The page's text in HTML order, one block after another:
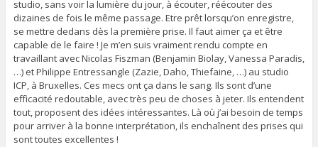
studio, sans voir la lumière du jour, à écouter, réécouter des
dizaines de fois le même passage. Etre prêt lorsqu’on enregistre,
se mettre dedans dès la première prise. Il faut aimer ça et être
capable de le faire ! Je m’en suis vraiment rendu compte en
travaillant avec Nicolas Fiszman (Benjamin Biolay, Vanessa Paradis,
…) et Philippe Entressangle (Zazie, Daho, Thiefaine, …) au studio
ICP, à Bruxelles. Ces mecs ont ça dans le sang. Ils sont d’une
efficacité redoutable, avec très peu de choses à jeter. Ils entendent
tout, proposent des idées intéressantes. Là où j’ai besoin de temps
pour arriver à la bonne interprétation, ils enchaînent des prises qui
sont toutes excellentes !